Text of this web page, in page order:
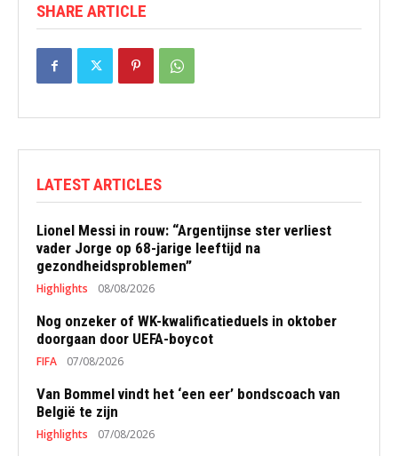
SHARE ARTICLE
LATEST ARTICLES
Lionel Messi in rouw: “Argentijnse ster verliest
vader Jorge op 68-jarige leeftijd na
gezondheidsproblemen”
Highlights 08/08/2026
Nog onzeker of WK-kwalificatieduels in oktober
doorgaan door UEFA-boycot
FIFA 07/08/2026
Van Bommel vindt het ‘een eer’ bondscoach van
België te zijn
Highlights 07/08/2026